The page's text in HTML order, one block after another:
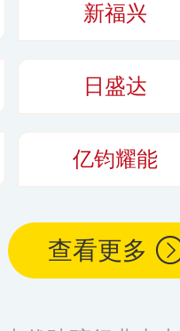
外多个国家和地
新福兴
日盛达
亿钧耀能
查看更多